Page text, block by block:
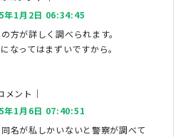
1月2日 06:34:45
方が詳しく調べられます。
なってはまずいですから。
メント｜
1月6日 07:40:51
名が私しかいないと警察が調べて